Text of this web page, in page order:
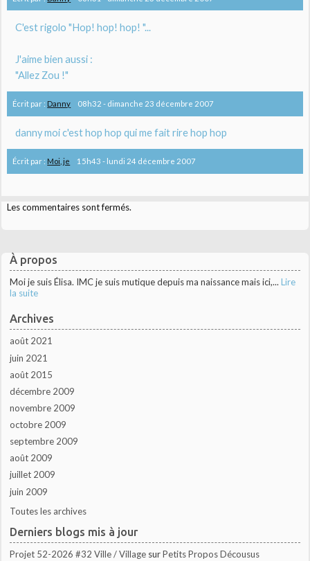
C'est rigolo "Hop! hop! hop! "...
J'aime bien aussi :
"Allez Zou !"
Écrit par : Danny 08h32 - dimanche 23 décembre 2007
danny moi c'est hop hop qui me fait rire hop hop
Écrit par : Moi, je 15h43 - lundi 24 décembre 2007
Les commentaires sont fermés.
À propos
Moi je suis Élisa. IMC je suis mutique depuis ma naissance mais ici,... Lire
la suite
Archives
août 2021
juin 2021
août 2015
décembre 2009
novembre 2009
octobre 2009
septembre 2009
août 2009
juillet 2009
juin 2009
Toutes les archives
Derniers blogs mis à jour
Projet 52-2026 #32 Ville / Village surPetits Propos Décousus